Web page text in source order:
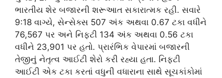
ભારતીય શેર બજારની શરૂઆત સકારાત્મક રહી. સવારે
9:18 વાગ્યે, સેન્સેક્સ 507 અંક અથવા 0.67 ટકા વધીને
76,567 પર અને નિફ્ટી 134 અંક અથવા 0.56 ટકા
વધીને 23,901 પર હતો. પ્રારંભિક વેપારમાં બજારની
તેજીનું નેતૃત્વ આઈટી શેરો કરી રહ્યા હતા. નિફ્ટી
આઈટી એક ટકા કરતાં વધુની વધારાના સાથે સૂચકાંકોમાં